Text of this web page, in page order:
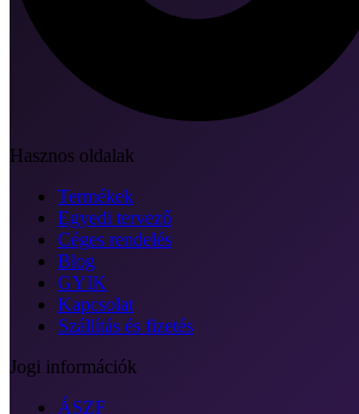
Hasznos oldalak
Termékek
Egyedi tervező
Céges rendelés
Blog
GYIK
Kapcsolat
Szállítás és fizetés
Jogi információk
ÁSZF